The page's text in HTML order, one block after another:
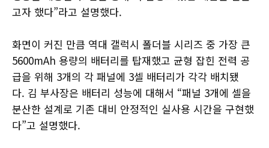
고자 했다”라고 설명했다.
화면이 커진 만큼 역대 갤럭시 폴더블 시리즈 중 가장 큰
5600mAh 용량의 배터리를 탑재했고 균형 잡힌 전력 공
급을 위해 3개의 각 패널에 3셀 배터리가 각각 배치됐
다. 김 부사장은 배터리 성능에 대해서 “패널 3개에 셀을
분산한 설계로 기존 대비 안정적인 실사용 시간을 구현했
다”고 설명했다.